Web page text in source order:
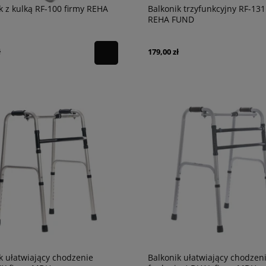
z kulką RF-100 firmy REHA
Balkonik trzyfunkcyjny RF-
REHA FUND
179,00 zł
ułatwiający chodzenie
Balkonik ułatwiający